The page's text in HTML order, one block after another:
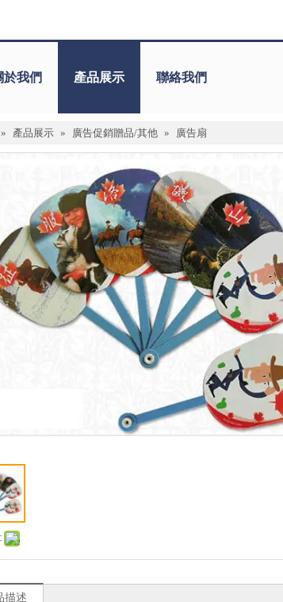
於我們 產品展示 聯絡我們
» 產品展示 » 廣告促銷贈品/其他 » 廣告扇
描述